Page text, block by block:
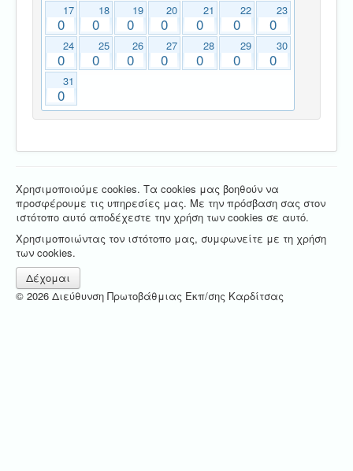
17
0
18
0
19
0
20
0
21
0
22
0
23
0
24
0
25
0
26
0
27
0
28
0
29
0
30
0
31
0
Χρησιμοποιούμε cookies. Τα cookies μας βοηθούν να
προσφέρουμε τις υπηρεσίες μας. Με την πρόσβαση σας στον
ιστότοπο αυτό αποδέχεστε την χρήση των cookies σε αυτό.
Χρησιμοποιώντας τον ιστότοπο μας, συμφωνείτε με τη χρήση
των cookies.
Δέχομαι
© 2026 Διεύθυνση Πρωτοβάθμιας Εκπ/σης Καρδίτσας